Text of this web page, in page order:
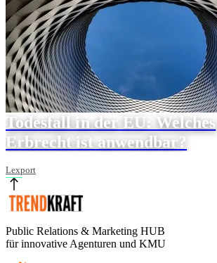
Todesfall in der EU: Welches
Erbrecht ist anwendbar?
Lexport
Public Relations & Marketing HUB
für innovative Agenturen und KMU